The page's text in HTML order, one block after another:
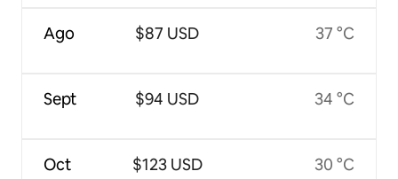
Ago
Sept
Oct
$87 USD
$94 USD
$123 USD
37 °C
34 °C
30 °C